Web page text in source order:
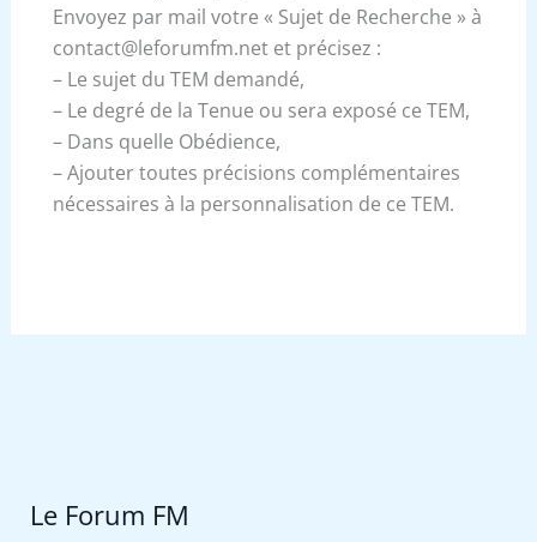
Envoyez par mail votre « Sujet de Recherche » à
contact@leforumfm.net et précisez :
– Le sujet du TEM demandé,
– Le degré de la Tenue ou sera exposé ce TEM,
– Dans quelle Obédience,
– Ajouter toutes précisions complémentaires
nécessaires à la personnalisation de ce TEM.
Le Forum FM